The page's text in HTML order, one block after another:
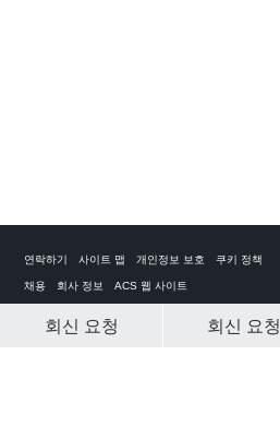
CLEAR SELECTION
회신 요청 회신 요청
연락하기 사이트 맵 개인정보 보호 쿠키 정책
채용 회사 정보 ACS 웹 사이트
개인 전세기 앱